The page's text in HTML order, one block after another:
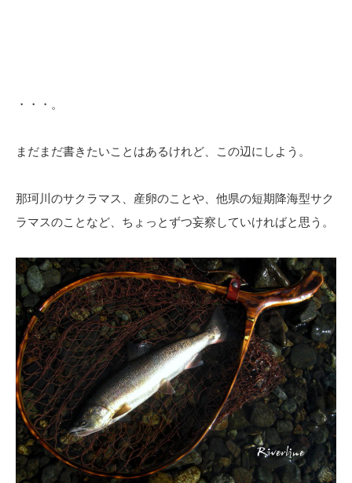
・・・。
まだまだ書きたいことはあるけれど、この辺にしよう。
那珂川のサクラマス、産卵のことや、他県の短期降海型サク
ラマスのことなど、ちょっとずつ妄察していければと思う。